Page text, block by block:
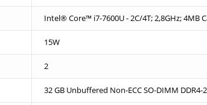
Intel® Core™ i7-7600U - 2C/4T; 2,8GHz; 4MB
15W
2
32 GB Unbuffered Non-ECC SO-DIMM DDR4-